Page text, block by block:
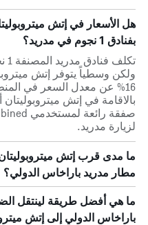
هل الأسعار في إتش
بفنادق 1 نجوم في مدريد؟
ولكن وسطياً يتوفر إتش
16% عن معدل السعر في
لزيارة مدريد.
ما مدى قرب إتش
مطار مدريد باراخاس الدولي؟
ما هي أفضل طريقة لينتقل
باراخاس الدولي إلى إتش